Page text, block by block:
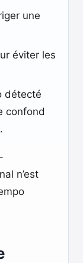
une
éviter les
détecté
confond
n’est